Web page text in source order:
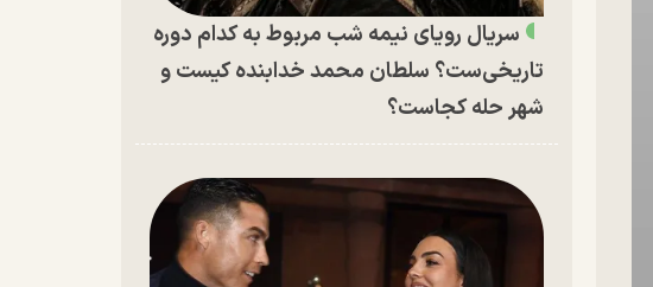
سریال رویای نیمه شب مربوط به کدام دوره
تاریخی‌ست؟ سلطان محمد خدابنده کیست و
شهر حله کجاست؟